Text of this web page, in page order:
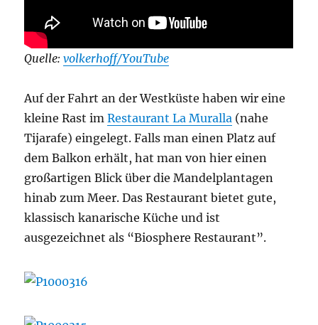
Quelle:volkerhoff/YouTube
Auf der Fahrt an der Westküste haben wir eine
kleine Rast imRestaurant La Muralla (nahe
Tijarafe) eingelegt. Falls man einen Platz auf
dem Balkon erhält, hat man von hier einen
großartigen Blick über die Mandelplantagen
hinab zum Meer. Das Restaurant bietet gute,
klassisch kanarische Küche und ist
ausgezeichnet als “Biosphere Restaurant”.